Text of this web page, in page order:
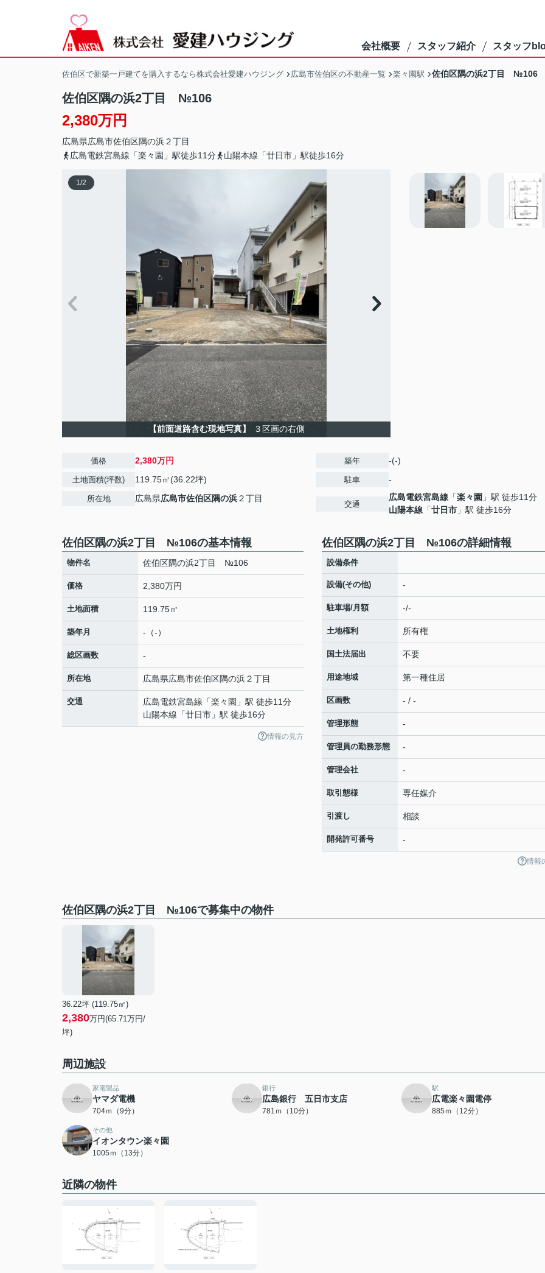
会社概要 スタッフ紹介 スタッフ
佐伯区で新築一戸建てを購入するなら株式会社愛建ハウジング 広島市佐伯区の不動産一覧 楽々園駅 佐伯区隅の浜2丁目 №106
佐伯区隅の浜2丁目 №106
2,380万円
広島県広島市佐伯区隅の浜２丁目
広島電鉄宮島線「楽々園」駅徒歩11分
山陽本線「廿日市」駅徒歩16分
1/2
【前面道路含む現地写真】 ３区画の右側
価格 2,380万円
土地面積(坪数) 119.75㎡(36.22坪)
所在地 広島県広島市佐伯区隅の浜２丁目
築年 -(-)
駐車 -
交通
広島電鉄宮島線 「楽々園 」駅 徒歩11分
山陽本線 「廿日市 」駅 徒歩16分
佐伯区隅の浜2丁目 №106の基本情報
物件名 佐伯区隅の浜2丁目 №106
価格 2,380万円
土地面積 119.75㎡
築年月 -（-）
総区画数 -
所在地 広島県広島市佐伯区隅の浜２丁目
交通 広島電鉄宮島線 「楽々園 」駅 徒歩11分
山陽本線 「廿日市 」駅 徒歩16分
情報の見方
佐伯区隅の浜2丁目 №106の詳細情報
設備条件
設備(その他) -
駐車場/月額 -/-
土地権利 所有権
国土法届出 不要
用途地域 第一種住居
区画数 - / -
管理形態 -
管理員の勤務形態 -
管理会社 -
取引態様 専任媒介
引渡し 相談
開発許可番号 -
情報
佐伯区隅の浜2丁目 №106で募集中の物件
36.22坪 (119.75㎡)
2,380万円(65.71万円/
坪)
周辺施設
家電製品
ヤマダ電機
704ｍ（9分）
銀行
広島銀行 五日市支店
781ｍ（10分）
駅
広電楽々園電停
885ｍ（12分）
その他
イオンタウン楽々園
1005ｍ（13分）
近隣の物件